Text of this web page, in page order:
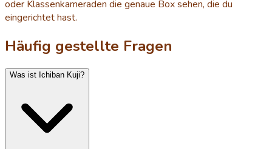
oder Klassenkameraden die genaue Box sehen, die du
eingerichtet hast.
Häufig gestellte Fragen
Was ist Ichiban Kuji?